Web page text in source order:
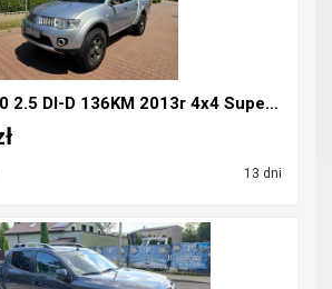
Mitsubishi L200 2.5 DI-D 136KM 2013r 4x4 Super Sel...
13 dni